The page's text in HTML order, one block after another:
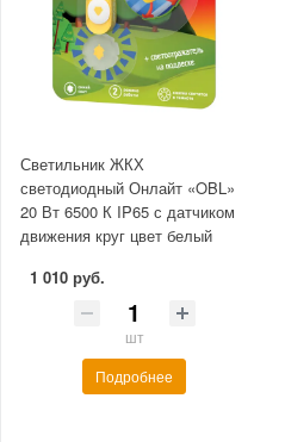
Светильник ЖКХ
светодиодный Онлайт «OBL»
20 Вт 6500 К IP65 с датчиком
движения круг цвет белый
1 010 руб.
шт
Подробнее